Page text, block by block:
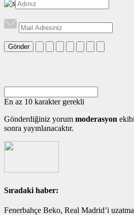
Gönder
En az 10 karakter gerekli
Gönderdiğiniz yorum moderasyon
sonra yayınlanacaktır.
Sıradaki haber:
Fenerbahçe Beko, Real Madrid’i